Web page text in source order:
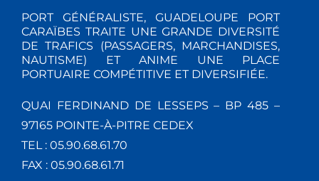
PORT GÉNÉRALISTE, GUADELOUPE PORT
CARAÏBES TRAITE UNE GRANDE DIVERSITÉ
DE TRAFICS (PASSAGERS, MARCHANDISES,
NAUTISME) ET ANIME UNE PLACE
PORTUAIRE COMPÉTITIVE ET DIVERSIFIÉE.
QUAI FERDINAND DE LESSEPS – BP 485 –
97165 POINTE-À-PITRE CEDEX
TEL : 05.90.68.61.70
FAX : 05.90.68.61.71